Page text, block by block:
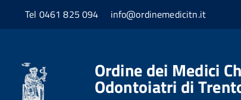
Tel 0461 825 094 info@ordinemedicitn.it
Ordine dei Medici
Odontoiatri di